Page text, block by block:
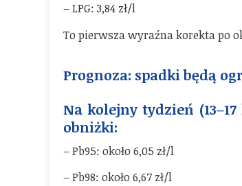
– LPG: 3,84 zł/l
To pierwsza wyraźna korekta po
Prognoza: spadki będą
Na kolejny tydzień
obniżki:
– Pb95: około 6,05 zł/l
– Pb98: około 6,67 zł/l